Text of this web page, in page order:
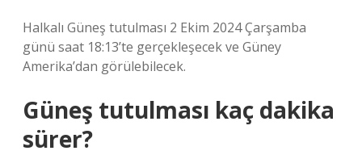
Halkalı Güneş tutulması 2 Ekim 2024 Çarşamba
günü saat 18:13’te gerçekleşecek ve Güney
Amerika’dan görülebilecek.
Güneş tutulması kaç dakika
sürer?